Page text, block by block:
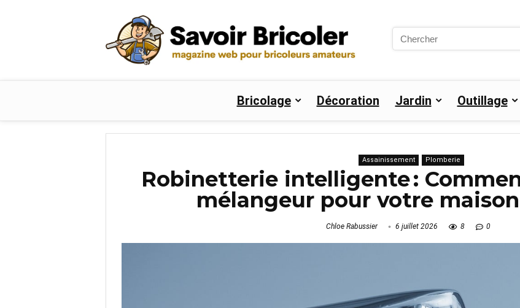
Search
Bricolage Décoration Jardin Outillage
Assainissement Plomberie
Robinetterie intelligente :
mélangeur pour votre
Chloe Rabussier 6 juillet 2026 8 0